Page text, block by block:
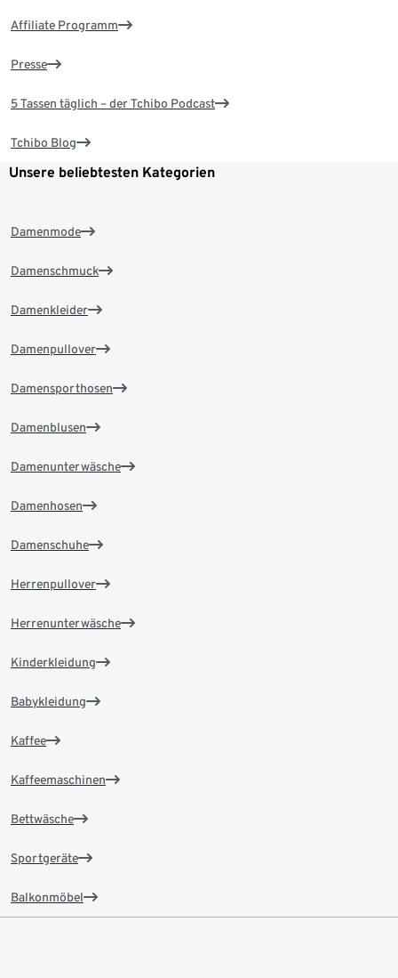
Affiliate Programm
Presse
5 Tassen täglich – der Tchibo Podcast
Tchibo Blog
Unsere beliebtesten Kategorien
Damenmode
Damenschmuck
Damenkleider
Damenpullover
Damensporthosen
Damenblusen
Damenunterwäsche
Damenhosen
Damenschuhe
Herrenpullover
Herrenunterwäsche
Kinderkleidung
Babykleidung
Kaffee
Kaffeemaschinen
Bettwäsche
Sportgeräte
Balkonmöbel